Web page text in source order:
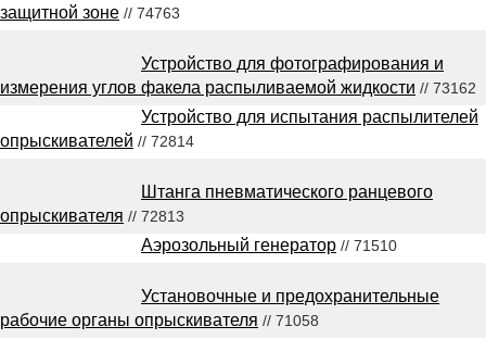
защитной зоне // 74763
Устройство для фотографирования и
измерения углов факела распыливаемой жидкости // 73162
Устройство для испытания распылителей
опрыскивателей // 72814
Штанга пневматического ранцевого
опрыскивателя // 72813
Аэрозольный генератор // 71510
Установочные и предохранительные
рабочие органы опрыскивателя // 71058